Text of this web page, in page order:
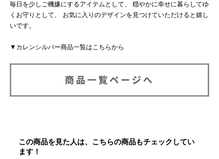
毎日を少しご機嫌にするアイテムとして、 穏やかに幸せに暮らしてゆ
くお守りとして、 お気に入りのデザインを見つけていただけると嬉し
いです。
▼カレンシルバー商品一覧はこちらから
この商品を見た人は、こちらの商品もチェックしてい
ます！